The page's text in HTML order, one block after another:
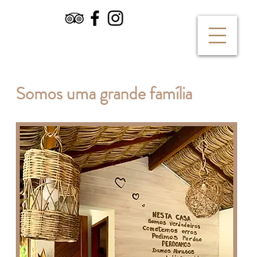
Somos uma grande família